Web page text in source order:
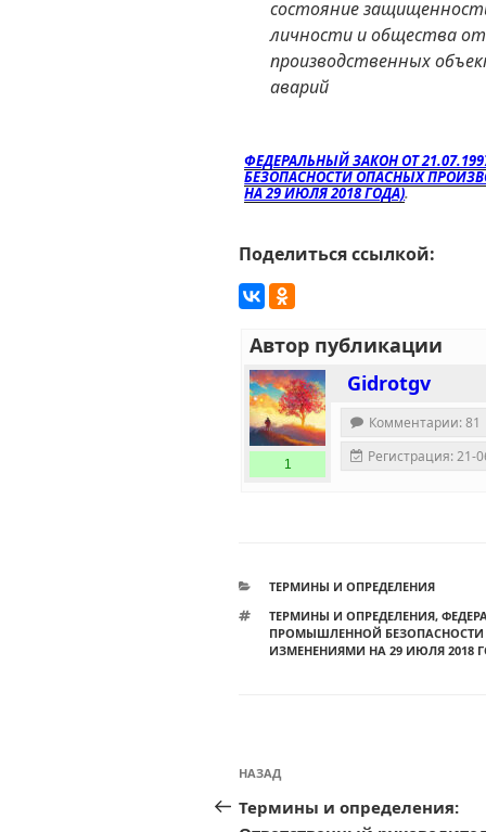
состояние
личности и общества
производственных
аварий
ФЕДЕРАЛЬНЫЙ ЗАКОН ОТ
БЕЗОПАСНОСТИ ОПАСНЫХ
НА 29 ИЮЛЯ 2018 ГОДА).
Поделиться ссылкой:
Автор публикации
Gidrotgv
1
Комментарии: 81
Регистрация: 21-
РУБРИКИ
ТЕРМИНЫ И ОПРЕДЕЛЕНИЯ
МЕТКИ
ТЕРМИНЫ И ОПРЕДЕЛЕНИЯ,
ПРОМЫШЛЕННОЙ БЕЗОПАСНОСТИ
ИЗМЕНЕНИЯМИ НА 29 ИЮЛЯ 2018
Навигация
записям
Предыдущая
запись:
НАЗАД
Термины и определения: